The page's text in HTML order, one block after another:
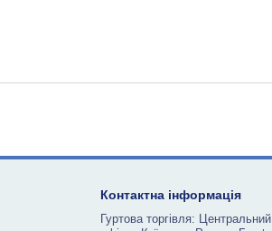
Контактна інформація
Гуртова торгівля: Центральний